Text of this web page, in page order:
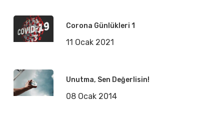
Corona Günlükleri 1
11 Ocak 2021
Unutma, Sen Değerlisin!
08 Ocak 2014